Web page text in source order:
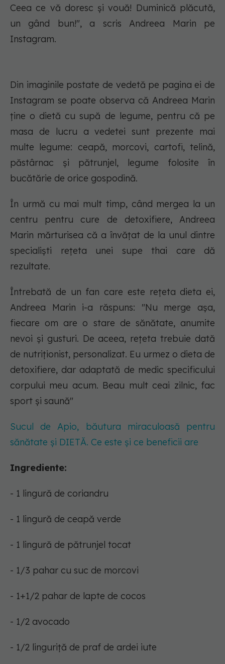
Ceea ce vă doresc și vouă! Duminică plăcută,
un gând bun!", a scris Andreea Marin pe
Instagram.
Din imaginile postate de vedetă pe pagina ei de
Instagram se poate observa că Andreea Marin
ține o dietă cu supă de legume, pentru că pe
masa de lucru a vedetei sunt prezente mai
multe legume: ceapă, morcovi, cartofi, telină,
păstârnac și pătrunjel, legume folosite în
bucătărie de orice gospodină.
În urmă cu mai mult timp, când mergea la un
centru pentru cure de detoxifiere, Andreea
Marin mărturisea că a învățat de la unul dintre
specialiști rețeta unei supe thai care dă
rezultate.
Întrebată de un fan care este rețeta dieta ei,
Andreea Marin i-a răspuns: "Nu merge așa,
fiecare om are o stare de sănătate, anumite
nevoi și gusturi. De aceea, rețeta trebuie dată
de nutriționist, personalizat. Eu urmez o dieta de
detoxifiere, dar adaptată de medic specificului
corpului meu acum. Beau mult ceai zilnic, fac
sport și saună"
Sucul de Apio, băutura miraculoasă pentru
sănătate și DIETĂ. Ce este și ce beneficii are
Ingrediente:
- 1 lingură de coriandru
- 1 lingură de ceapă verde
- 1 lingură de pătrunjel tocat
- 1/3 pahar cu suc de morcovi
- 1+1/2 pahar de lapte de cocos
- 1/2 avocado
- 1/2 linguriță de praf de ardei iute